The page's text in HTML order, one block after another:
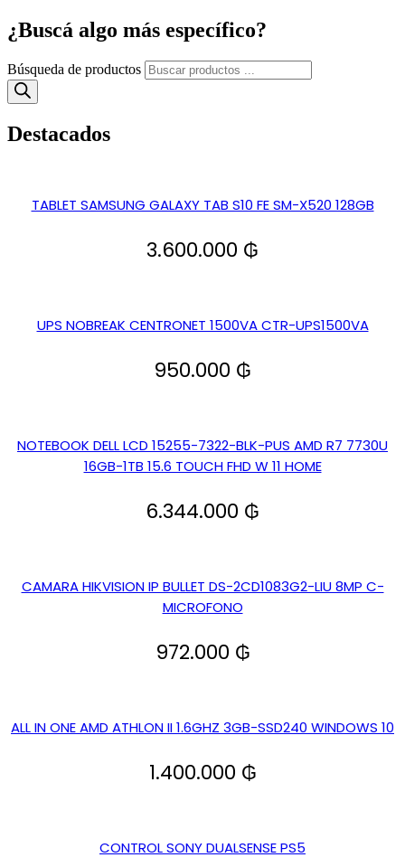
¿Buscá algo más específico?
Búsqueda de productos
Destacados
TABLET SAMSUNG GALAXY TAB S10 FE SM-X520 128GB
3.600.000 ₲
UPS NOBREAK CENTRONET 1500VA CTR-UPS1500VA
950.000 ₲
NOTEBOOK DELL LCD 15255-7322-BLK-PUS AMD R7 7730U
16GB-1TB 15.6 TOUCH FHD W 11 HOME
6.344.000 ₲
CAMARA HIKVISION IP BULLET DS-2CD1083G2-LIU 8MP C-
MICROFONO
972.000 ₲
ALL IN ONE AMD ATHLON II 1.6GHZ 3GB-SSD240 WINDOWS 10
1.400.000 ₲
CONTROL SONY DUALSENSE PS5